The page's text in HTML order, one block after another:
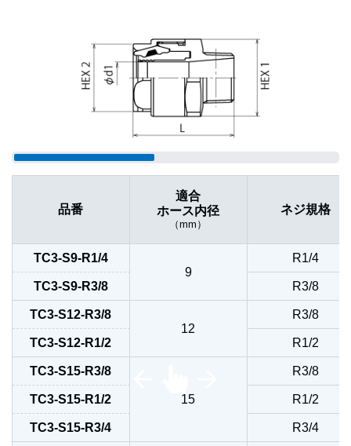
品番
適合
ホース内径
（mm）
ネジ規格
TC3-S9-R1/4
9
R1/4
TC3-S9-R3/8 R3/8
TC3-S12-R3/8
12
R3/8
TC3-S12-R1/2 R1/2
TC3-S15-R3/8
15
R3/8
TC3-S15-R1/2 R1/2
TC3-S15-R3/4 R3/4